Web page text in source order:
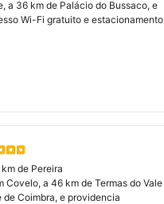
a 36 km de Palácio do Bussaco, e
Wi-Fi gratuito e estacionamento
de Pereira
a 46 km de Termas do Vale
Coimbra, e providencia